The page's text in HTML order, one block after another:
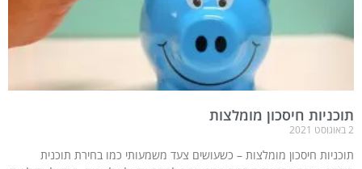
תוכניות חיסכון מומלצות
2 באוגוסט 2021
תוכניות חיסכון מומלצות – כשעושים צעד משמעותי כמו בחירת תוכנית